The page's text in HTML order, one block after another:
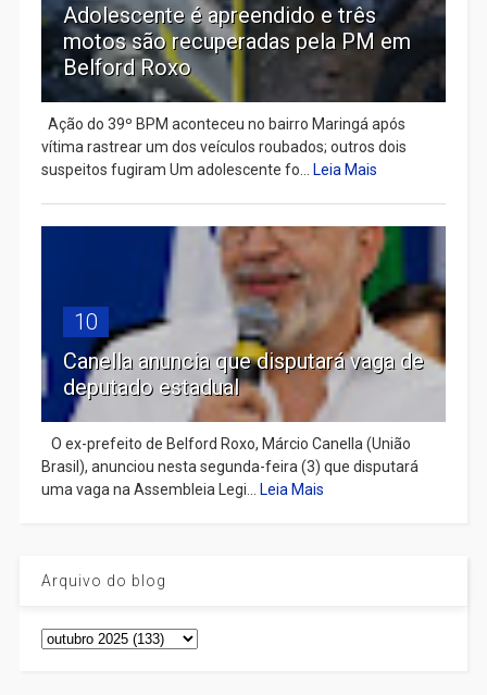
Adolescente é apreendido e três
motos são recuperadas pela PM em
Belford Roxo
Ação do 39º BPM aconteceu no bairro Maringá após
vítima rastrear um dos veículos roubados; outros dois
suspeitos fugiram Um adolescente fo...
Leia Mais
10
Canella anuncia que disputará vaga de
deputado estadual
​ O ex-prefeito de Belford Roxo, Márcio Canella (União
Brasil), anunciou nesta segunda-feira (3) que disputará
uma vaga na Assembleia Legi...
Leia Mais
Arquivo do blog